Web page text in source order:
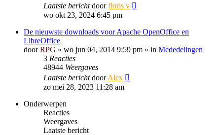
Laatste berichtdoorfloris v
wo okt 23, 2024 6:45 pm
De nieuwste downloads voor Apache OpenOffice en
LibreOffice
doorRPG » wo jun 04, 2014 9:59 pm » in Mededelingen
3 Reacties
48944 Weergaves
Laatste berichtdoorAlex
zo mei 28, 2023 11:28 am
Onderwerpen
Reacties
Weergaves
Laatste bericht